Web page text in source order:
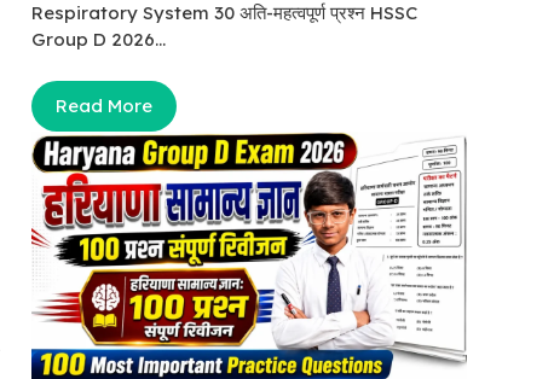
Respiratory System 30 अति-महत्वपूर्ण प्रश्न HSSC
Group D 2026...
Read More